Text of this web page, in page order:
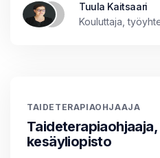
Tuula Kaitsaari
Kouluttaja,
TAIDETERAPIAOHJAAJA
kesäyliopisto